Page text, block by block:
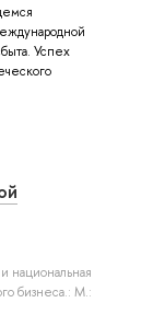
Успех
национальная
бизнеса.: М.: